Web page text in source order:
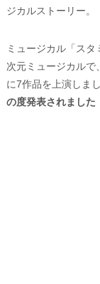
ジカルストーリー。
ミュージカル「ス
次元ミュージカルで
に7作品を上演しまし
の度発表されました